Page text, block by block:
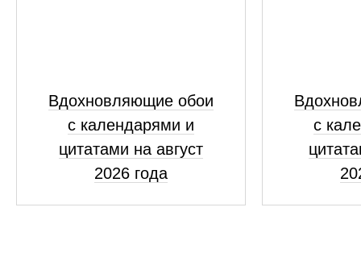
Вдохновляющие обои
с календарями и
цитатами на август
2026 года
с